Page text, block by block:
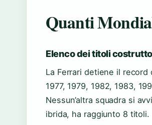
Quanti
Elenco dei titoli
La Ferrari detiene il record
1977, 1979, 1982, 1983,
Nessun’altra squadra si
ibrida, ha raggiunto 8 titoli.